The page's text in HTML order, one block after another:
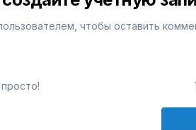
чтобы оставить